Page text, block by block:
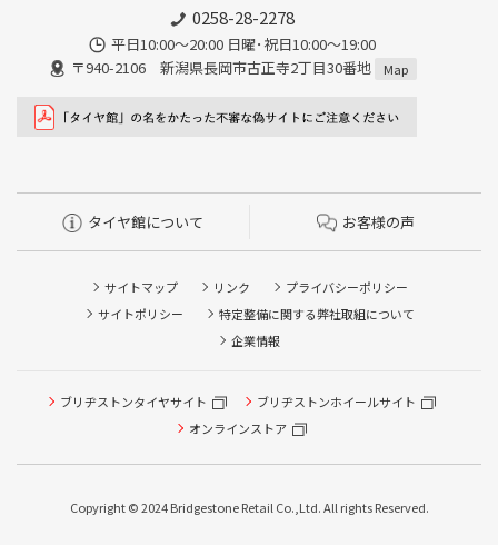
0258-28-2278
平日10:00～20:00 日曜･祝日10:00～19:00
〒940-2106 新潟県長岡市古正寺2丁目30番地
Map
タイヤ館について お客様の声
サイトマップ リンク
プライバシーポリシー
サイトポリシー
特定整備に関する弊社取組について
企業情報
ブリヂストンタイヤサイト
ブリヂストンホイールサイト
オンラインストア
Copyright © 2024 Bridgestone Retail Co.,Ltd. All rights Reserved.
タイヤ点検・安全点検/タイヤ履き替え/オイル交換/その他